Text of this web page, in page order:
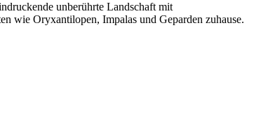
unberührte Landschaft mit
wie Oryxantilopen, Impalas und Geparden zuhause.